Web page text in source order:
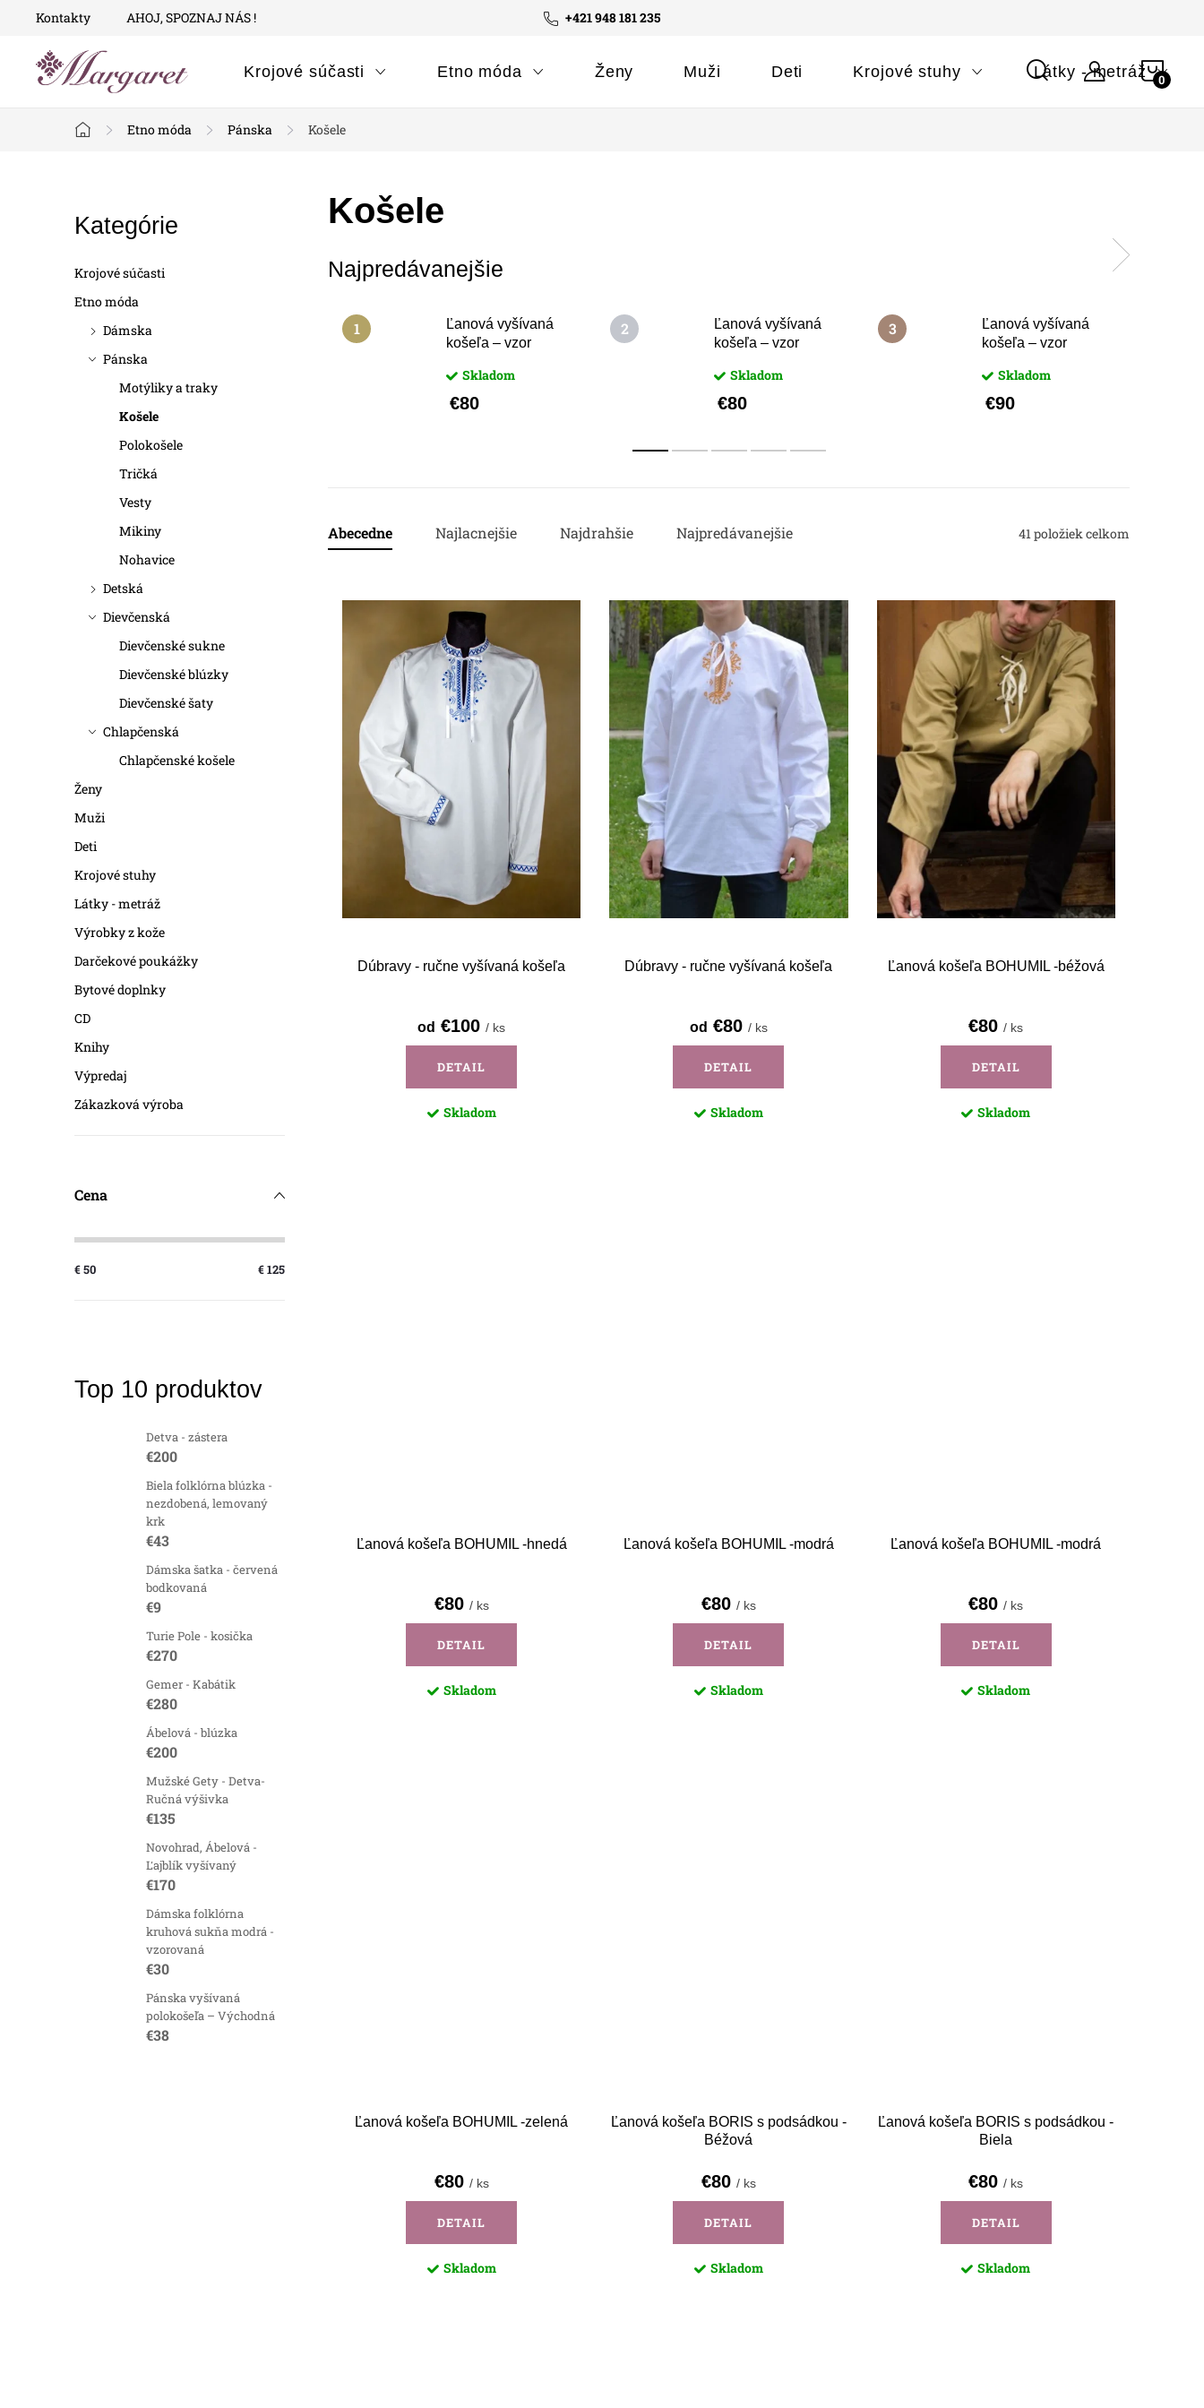
Prejsť
+421 948 181 235
Kontakty AHOJ, SPOZNAJ NÁS !
Krojové súčasti Etno móda Ženy Muži Deti Krojové stuhy Látky - metráž
Domov
Etno móda Pánska Košele
o
č
n
Preskočiť
kategórie
Kategórie
Krojové súčasti
Etno móda
Dámska
Pánska
Motýliky a traky
Košele
Polokošele
Tričká
Vesty
Mikiny
Nohavice
Detská
Dievčenská
Dievčenské sukne
Dievčenské blúzky
Dievčenské šaty
Chlapčenská
Chlapčenské košele
Ženy
Muži
Deti
Krojové stuhy
Látky - metráž
Výrobky z kože
Darčekové poukážky
Bytové doplnky
CD
Knihy
Výpredaj
Zákazková výroba
Cena
€50 €125
Top 10 produktov
Detva - zástera
€200
Biela folklórna blúzka -
nezdobená, lemovaný
krk
€43
Dámska šatka - červená
bodkovaná
€9
Turie Pole - kosička
€270
Gemer - Kabátik
€280
Ábelová - blúzka
€200
Mužské Gety - Detva-
Ručná výšivka
€135
Novohrad, Ábelová -
Ľajblík vyšívaný
€170
Dámska folklórna
kruhová sukňa modrá -
vzorovaná
€30
Pánska vyšívaná
polokošeľa – Východná
€38
Košele
Najpredávanejšie
Ľanová vyšívaná
košeľa – vzor
Skladom
€80
Ľanová vyšívaná
košeľa – vzor
Skladom
€80
Ľanová vyšívaná
košeľa – vzor
Skladom
€90
R
d
d
u
Abecedne Najlacnejšie Najdrahšie Najpredávanejšie 41položiek celkom
V
u
Dúbravy - ručne vyšívaná košeľa
od €100/ ks
DETAIL
Skladom
Dúbravy - ručne vyšívaná košeľa
od €80 / ks
DETAIL
Skladom
Ľanová košeľa BOHUMIL -béžová
€80/ ks
DETAIL
Skladom
Ľanová košeľa BOHUMIL -hnedá
€80 / ks
DETAIL
Skladom
Ľanová košeľa BOHUMIL -modrá
€80 / ks
DETAIL
Skladom
Ľanová košeľa BOHUMIL -modrá
€80/ ks
DETAIL
Skladom
Ľanová košeľa BOHUMIL -zelená
€80 / ks
DETAIL
Skladom
Ľanová košeľa BORIS s podsádkou -
Béžová
€80 / ks
DETAIL
Skladom
Ľanová košeľa BORIS s podsádkou -
Biela
€80/ ks
DETAIL
Skladom